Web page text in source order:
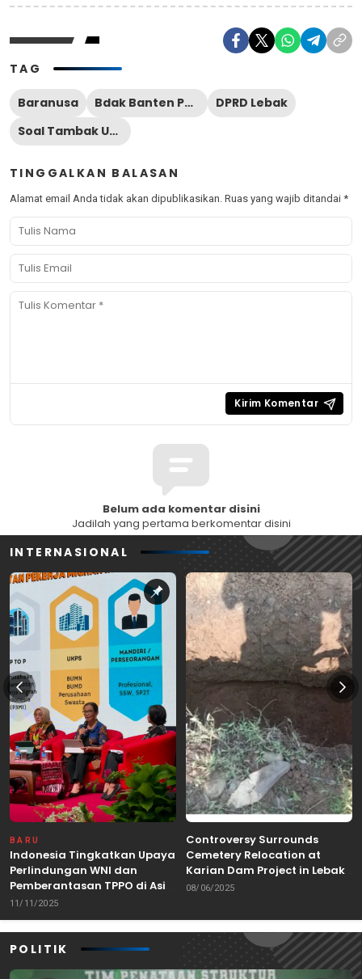
TAG
Baranusa Bdak Banten Perjuangan
DPRD Lebak
Soal Tambak Udang di Lebak
TINGGALKAN BALASAN
Alamat email Anda tidak akan dipublikasikan. Ruas yang wajib ditandai *
Belum ada komentar disini
Jadilah yang pertama berkomentar disini
INTERNASIONAL
BARU
Indonesia Tingkatkan Upaya
Perlindungan WNI dan
Pemberantasan TPPO di Asia
Tenggara
11/11/2025
Controversy Surrounds
Cemetery Relocation at
Karian Dam Project in Lebak,
Banten
08/06/2025
POLITIK